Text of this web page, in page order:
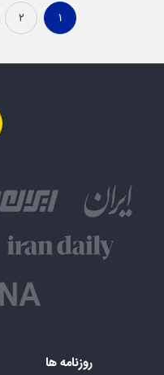
۱ ۲
روزنامه ها